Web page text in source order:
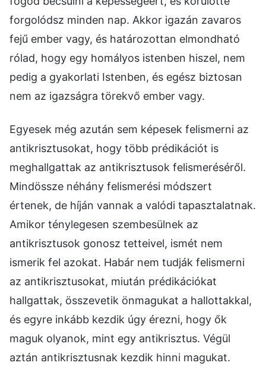
forgolódsz minden nap. Akkor igazán zavaros
fejű ember vagy, és határozottan elmondható
rólad, hogy egy homályos istenben hiszel, nem
pedig a gyakorlati Istenben, és egész biztosan
nem az igazságra törekvő ember vagy.
Egyesek még azután sem képesek felismerni az
antikrisztusokat, hogy több prédikációt is
meghallgattak az antikrisztusok felismeréséről.
Mindössze néhány felismerési módszert
értenek, de híján vannak a valódi tapasztalatnak.
Amikor ténylegesen szembesülnek az
antikrisztusok gonosz tetteivel, ismét nem
ismerik fel azokat. Habár nem tudják felismerni
az antikrisztusokat, miután prédikációkat
hallgattak, összevetik önmagukat a hallottakkal,
és egyre inkább kezdik úgy érezni, hogy ők
maguk olyanok, mint egy antikrisztus. Végül
aztán antikrisztusnak kezdik hinni magukat.